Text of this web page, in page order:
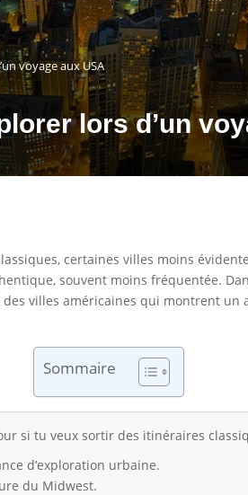
voyage aux USA
lors d’un
certaines villes moins
souvent moins fréquentée.
villes américaines qui montrent un
Sommaire
si tu veux sortir des itinéraires
d’exploration urbaine.
du Midwest.